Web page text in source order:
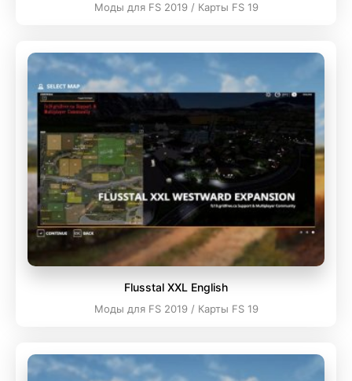
Моды для FS 2019 / Карты FS 19
Flusstal XXL English
Моды для FS 2019 / Карты FS 19